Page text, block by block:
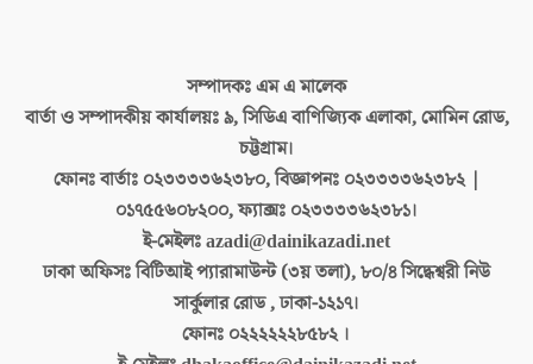
সম্পাদকঃএম এ মালেক
বার্তা ও সম্পাদকীয় কার্যালয়ঃ৯, সিডিএ বাণিজ্যিক এলাকা, মোমিন রোড,
চট্টগ্রাম।
ফোনঃ বার্তাঃ ০২৩৩৩৩৬২৩৮০, বিজ্ঞাপনঃ ০২৩৩৩৩৬২৩৮২ |
০১৭৫৫৬০৮২০০, ফ্যাক্সঃ ০২৩৩৩৩৬২৩৮১।
ই-মেইলঃazadi@dainikazadi.net
ঢাকা অফিসঃবিটিআই প্যারামাউন্ট (৩য় তলা), ৮০/৪ সিদ্ধেশ্বরী নিউ
সার্কুলার রোড , ঢাকা-১২১৭।
ফোনঃ ০২২২২২২৮৫৮২ ।